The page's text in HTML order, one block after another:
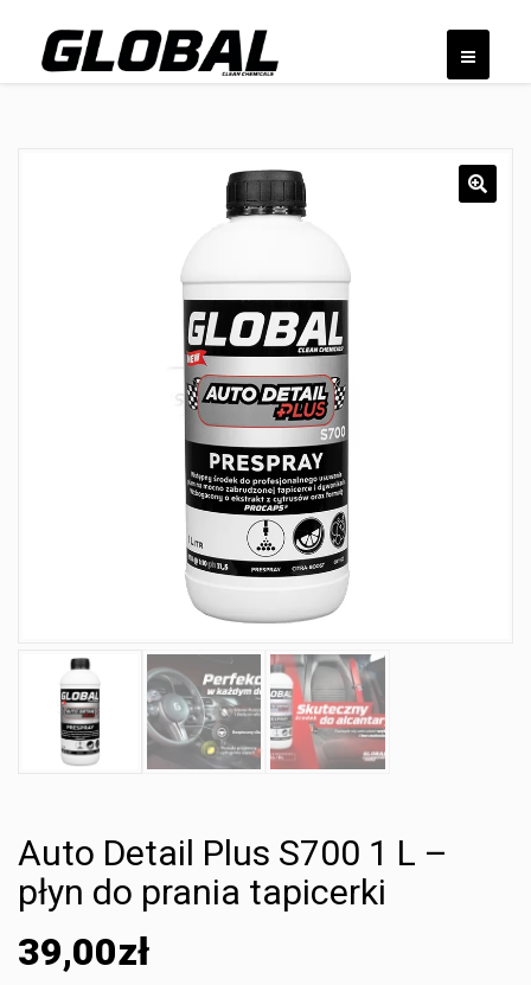
Auto Detail Plus S700 1 L –
płyn do prania tapicerki
39,00zł